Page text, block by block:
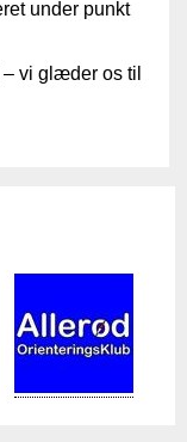
under punkt
vi glæder os til